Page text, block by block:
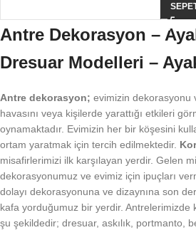
Antre Dekorasyon –
Dresuar Modelleri –
Antre dekorasyon; evimizin dekorasyonu
havasını veya kişilerde yarattığı etkileri
oynamaktadır. Evimizin her bir köşesini
ortam yaratmak için tercih edilmektedir.
misafirlerimizi ilk karşılayan yerdir. Gelen
dekorasyonumuz ve evimiz için ipuçları
dolayı dekorasyonuna ve dizaynına son
kafa yorduğumuz bir yerdir. Antrelerimizde
şu şekildedir; dresuar, askılık, portmanto,